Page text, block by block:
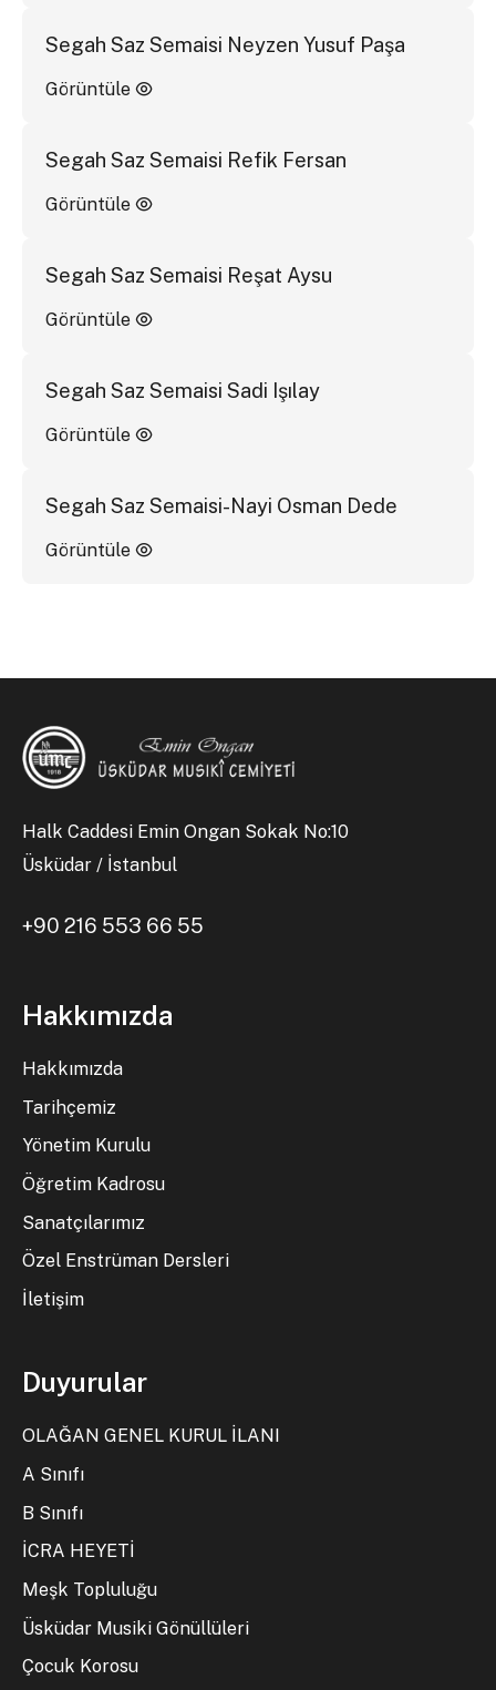
Segah Saz Semaisi Neyzen Yusuf Paşa
Görüntüle
Segah Saz Semaisi Refik Fersan
Görüntüle
Segah Saz Semaisi Reşat Aysu
Görüntüle
Segah Saz Semaisi Sadi Işılay
Görüntüle
Segah Saz Semaisi-Nayi Osman Dede
Görüntüle
Halk Caddesi Emin Ongan Sokak No:10
Üsküdar / İstanbul
+90 216 553 66 55
Hakkımızda
Hakkımızda
Tarihçemiz
Yönetim Kurulu
Öğretim Kadrosu
Sanatçılarımız
Özel Enstrüman Dersleri
İletişim
Duyurular
OLAĞAN GENEL KURUL İLANI
A Sınıfı
B Sınıfı
İCRA HEYETİ
Meşk Topluluğu
Üsküdar Musiki Gönüllüleri
Çocuk Korosu